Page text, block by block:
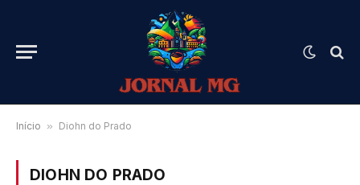
Início » Diohn do Prado
DIOHN DO PRADO